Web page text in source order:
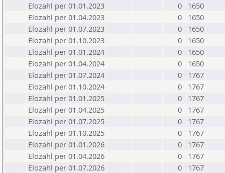
Elozahl per 01.01.2023
0
1650
Elozahl per 01.04.2023
0
1650
Elozahl per 01.07.2023
0
1650
Elozahl per 01.10.2023
0
1650
Elozahl per 01.01.2024
0
1650
Elozahl per 01.04.2024
0
1650
Elozahl per 01.07.2024
0
1767
Elozahl per 01.10.2024
0
1767
Elozahl per 01.01.2025
0
1767
Elozahl per 01.04.2025
0
1767
Elozahl per 01.07.2025
0
1767
Elozahl per 01.10.2025
0
1767
Elozahl per 01.01.2026
0
1767
Elozahl per 01.04.2026
0
1767
Elozahl per 01.07.2026
0
1767